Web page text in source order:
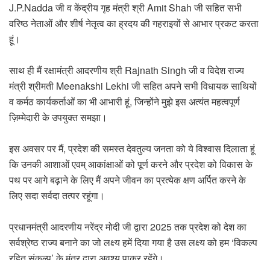
J.P.Nadda जी व केंद्रीय गृह मंत्री श्री Amit Shah जी सहित सभी
वरिष्ठ नेताओं और शीर्ष नेतृत्व का ह्रदय की गहराइयों से आभार प्रकट करता
हूं।
साथ ही मैं रक्षामंत्री आदरणीय श्री Rajnath Singh जी व विदेश राज्य
मंत्री श्रीमती Meenakshi Lekhi जी सहित अपने सभी विधायक साथियों
व कर्मठ कार्यकर्ताओं का भी आभारी हूं, जिन्होंने मुझे इस अत्यंत महत्वपूर्ण
ज़िम्मेदारी के उपयुक्त समझा।
इस अवसर पर मैं, प्रदेश की समस्त देवतुल्य जनता को ये विश्वास दिलाता हूं
कि उनकी आशाओं एवम् आकांक्षाओं को पूर्ण करने और प्रदेश को विकास के
पथ पर आगे बढ़ाने के लिए मैं अपने जीवन का प्रत्येक क्षण अर्पित करने के
लिए सदा सर्वदा तत्पर रहूंगा।
प्रधानमंत्री आदरणीय नरेंद्र मोदी जी द्वारा 2025 तक प्रदेश को देश का
सर्वश्रेष्ठ राज्य बनाने का जो लक्ष्य हमें दिया गया है उस लक्ष्य को हम ‘विकल्प